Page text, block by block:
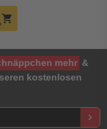
shopping_cart
mehr &
kostenlosen
keyboard_arrow_right